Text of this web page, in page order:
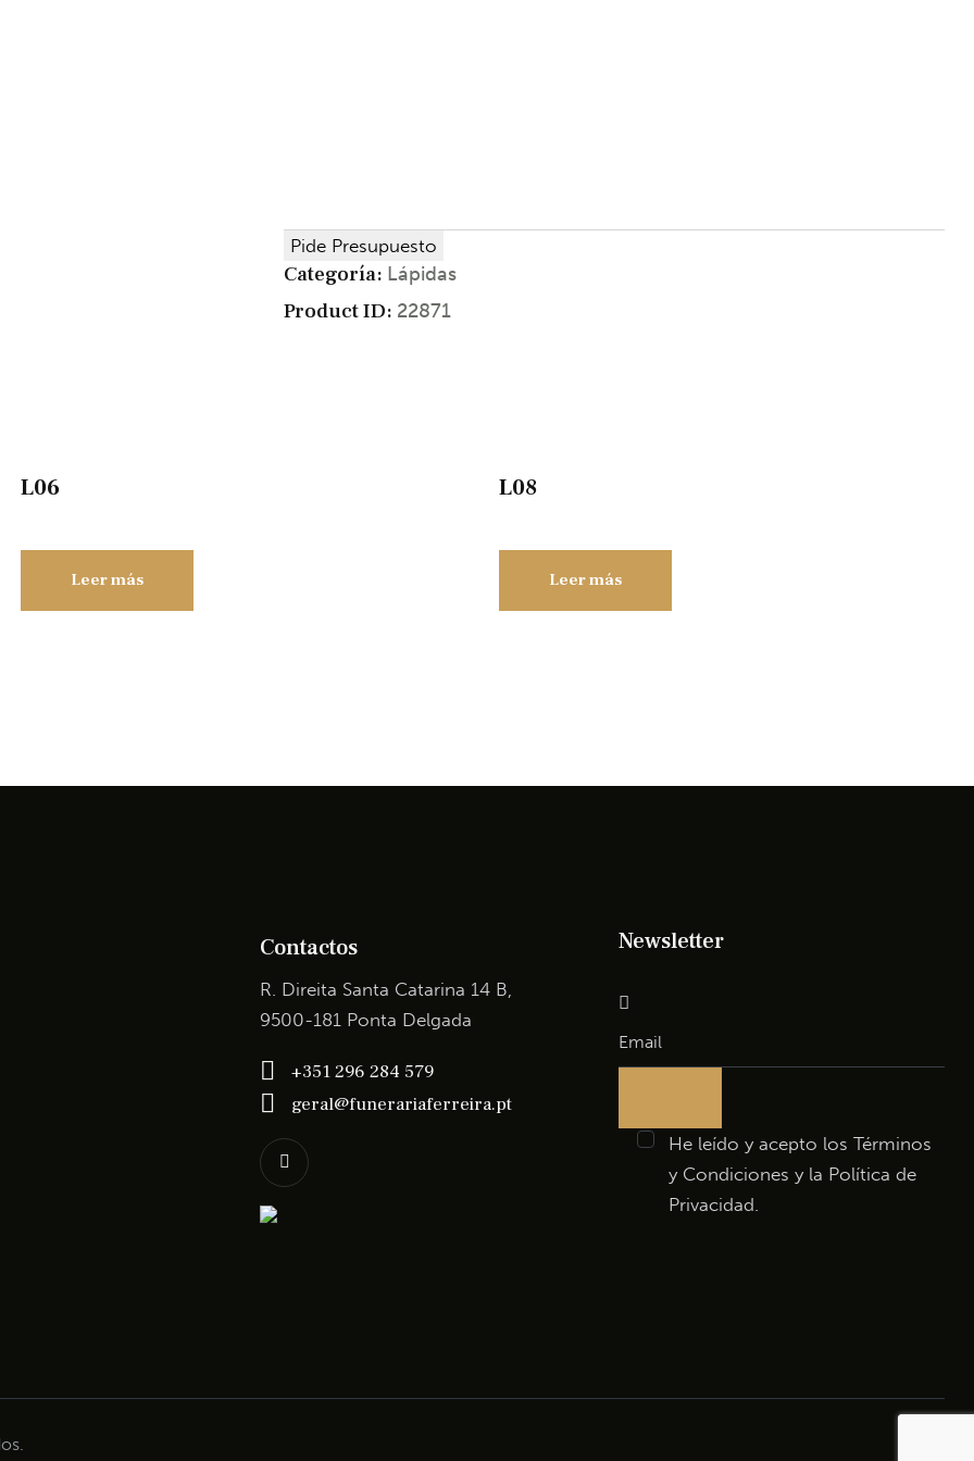
Pide Presupuesto
Categoría: Lápidas
Product ID: 22871
L06
Leer más
L08
Leer más
Contactos
R. Direita Santa Catarina 14 B,
9500-181 Ponta Delgada
+351 296 284 579
geral@funerariaferreira.pt
Newsletter
He leído y acepto losTérminos
y Condicionesy la Política de
Privacidad